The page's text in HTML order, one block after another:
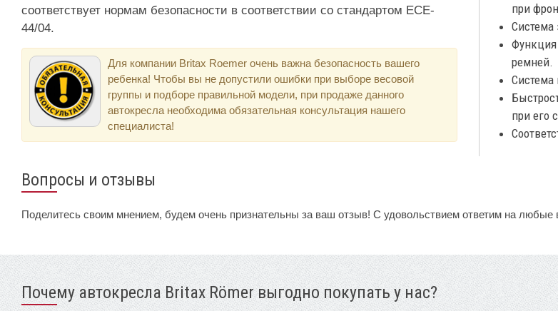
соответствует нормам безопасности в соответствии со стандартом ECE-
44/04.
Для компании Britax Roemer очень важна безопасность вашего
ребенка! Чтобы вы не допустили ошибки при выборе весовой
группы и подборе правильной модели, при продаже данного
автокресла необходима обязательная консультация нашего
специалиста!
при
Система
Функция
ремней.
Система
при его
Вопросы и отзывы
Поделитесь своим мнением, будем очень признательны за ваш отзыв! С удовольствием ответим на любые
Почему автокресла Britax Römer выгодно покупать у нас?